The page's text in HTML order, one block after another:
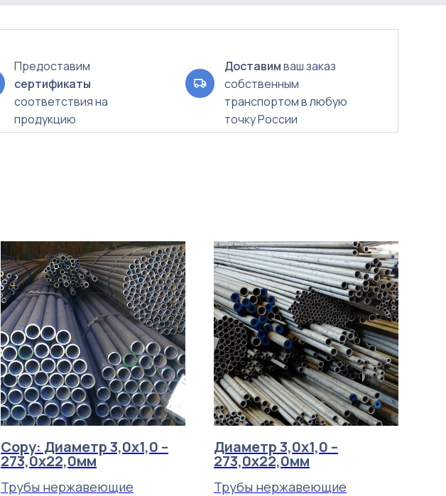
Предоставим
сертификаты
соответствия на
продукцию
Доставимваш заказ
собственным
транспортом в любую
точку России
Copy: Диаметр 3,0х1,0 –
273,0х22,0мм
Трубы нержавеющие
Диаметр 3,0х1,0 –
273,0х22,0мм
Трубы нержавеющие